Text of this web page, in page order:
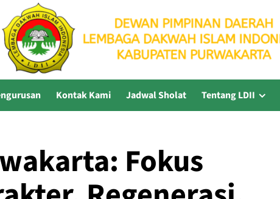
Kontak Kami Jadwal Sholat Tentang LDII
Fokus